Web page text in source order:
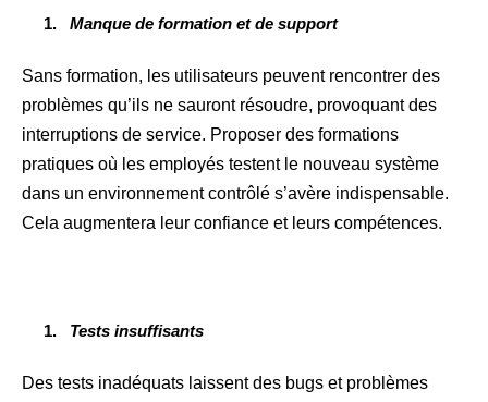
Manque de formation et de support
Sans formation, les utilisateurs peuvent rencontrer des
problèmes qu’ils ne sauront résoudre, provoquant des
interruptions de service. Proposer des formations
pratiques où les employés testent le nouveau système
dans un environnement contrôlé s’avère indispensable.
Cela augmentera leur confiance et leurs compétences.
Tests insuffisants
Des tests inadéquats laissent des bugs et problèmes